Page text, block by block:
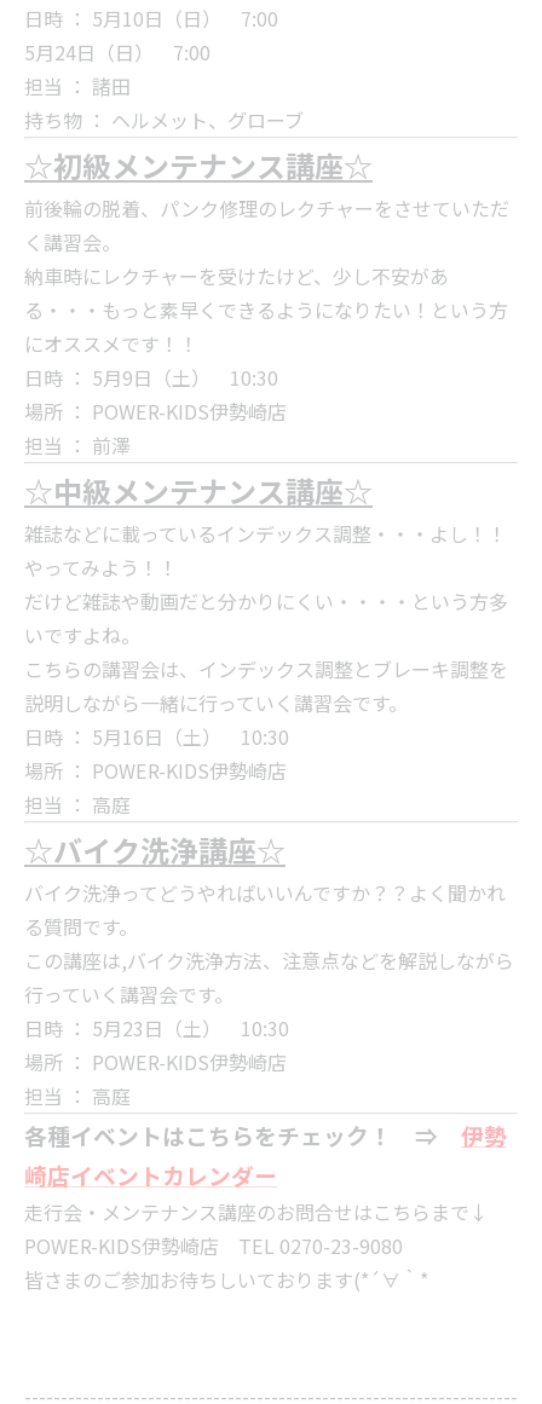
日時 ： 5月10日（日） 7:00
5月24日（日） 7:00
担当 ： 諸田
持ち物 ： ヘルメット、グローブ
☆初級メンテナンス講座☆
前後輪の脱着、パンク修理のレクチャーをさせていただ
く講習会。
納車時にレクチャーを受けたけど、少し不安があ
る・・・もっと素早くできるようになりたい！という方
にオススメです！！
日時 ： 5月9日（土） 10:30
場所 ： POWER-KIDS伊勢崎店
担当 ： 前澤
☆中級メンテナンス講座☆
雑誌などに載っているインデックス調整・・・よし！！
やってみよう！！
だけど雑誌や動画だと分かりにくい・・・・という方多
いですよね。
こちらの講習会は、インデックス調整とブレーキ調整を
説明しながら一緒に行っていく講習会です。
日時 ： 5月16日（土） 10:30
場所 ： POWER-KIDS伊勢崎店
担当 ： 高庭
☆バイク洗浄講座☆
バイク洗浄ってどうやればいいんですか？？よく聞かれ
る質問です。
この講座は,バイク洗浄方法、注意点などを解説しながら
行っていく講習会です。
日時 ： 5月23日（土） 10:30
場所 ： POWER-KIDS伊勢崎店
担当 ： 高庭
各種イベントはこちらをチェック！ ⇒ 伊勢
崎店イベントカレンダー
走行会・メンテナンス講座のお問合せはこちらまで↓
POWER-KIDS伊勢崎店 TEL 0270-23-9080
皆さまのご参加お待ちしいております(*´∀｀*
--------------------------------------------------------------------